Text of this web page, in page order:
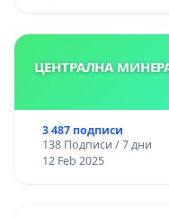
ЦЕНТРАЛНА
3 487 подписи
138 Подписи / 7 дни
12 Feb 2025